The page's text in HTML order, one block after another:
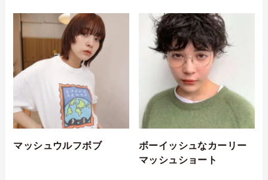
マッシュウルフボブ
ボーイッシュなカーリー
マッシュショート